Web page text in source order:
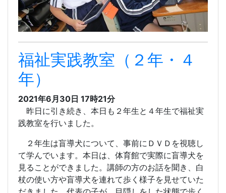
福祉実践教室（２年・４
年）
2021年6月30日 17時21分
昨日に引き続き、本日も２年生と４年生で福祉実
践教室を行いました。
２年生は盲導犬について、事前にＤＶＤを視聴し
て学んでいます。本日は、体育館で実際に盲導犬を
見ることができました。講師の方のお話を聞き、白
杖の使い方や盲導犬を連れて歩く様子を見せていた